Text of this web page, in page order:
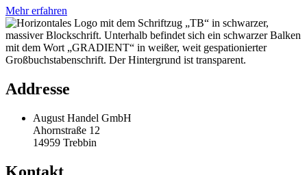
Mehr erfahren
Addresse
August Handel GmbH
Ahornstraße 12
14959 Trebbin